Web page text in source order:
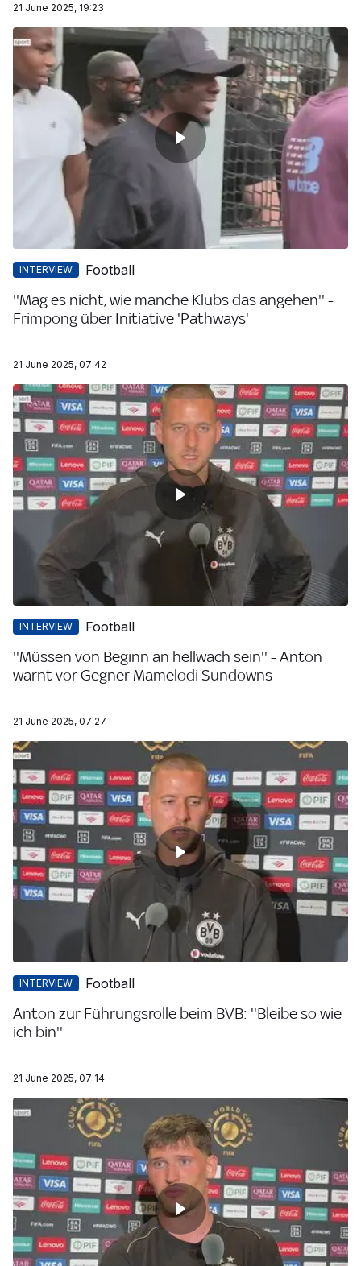
21 June 2025, 19:23
INTERVIEW Football
''Mag es nicht, wie manche Klubs das angehen'' -
Frimpong über Initiative 'Pathways'
21 June 2025, 07:42
INTERVIEW Football
''Müssen von Beginn an hellwach sein'' - Anton
warnt vor Gegner Mamelodi Sundowns
21 June 2025, 07:27
INTERVIEW Football
Anton zur Führungsrolle beim BVB: ''Bleibe so wie
ich bin''
21 June 2025, 07:14